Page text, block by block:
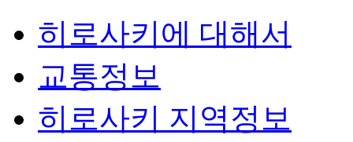
히로사키에 대해서
교통정보
히로사키 지역정보